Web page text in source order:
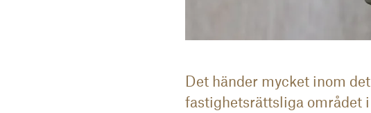
Det händer mycket inom
fastighetsrättsliga området